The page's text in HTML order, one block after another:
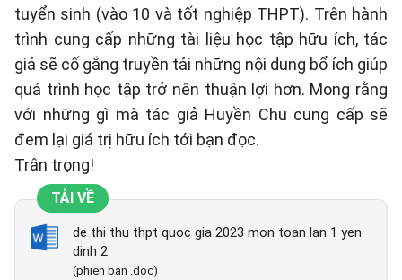
tuyển sinh (vào 10 và tốt nghiệp THPT). Trên hành
trình cung cấp những tài liệu học tập hữu ích, tác
giả sẽ cố gắng truyền tải những nội dung bổ ích giúp
quá trình học tập trở nên thuận lợi hơn. Mong rằng
với những gì mà tác giả Huyền Chu cung cấp sẽ
đem lại giá trị hữu ích tới bạn đọc.
Trân trọng!
TẢI VỀ
de thi thu thpt quoc gia 2023 mon toan lan 1 yen
dinh 2
(phien ban .doc)